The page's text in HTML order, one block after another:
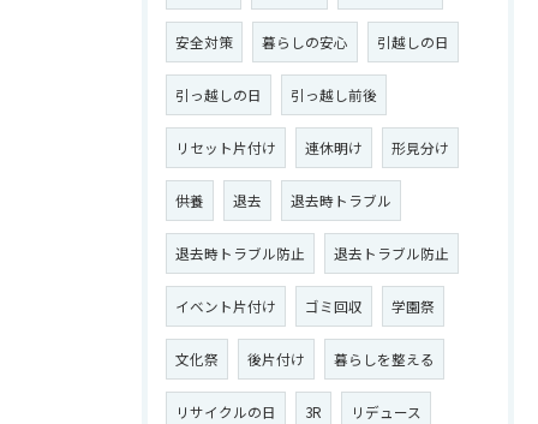
安全対策 暮らしの安心 引越しの日
引っ越しの日 引っ越し前後
リセット片付け 連休明け 形見分け
供養 退去 退去時トラブル
退去時トラブル防止 退去トラブル防止
イベント片付け ゴミ回収 学園祭
文化祭 後片付け 暮らしを整える
リサイクルの日 3R リデュース